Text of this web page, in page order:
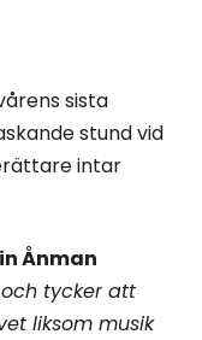
sista
stund vid
intar
Ånman
tycker att
liksom musik